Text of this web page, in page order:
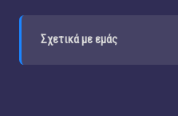
Σχετικά με εμάς